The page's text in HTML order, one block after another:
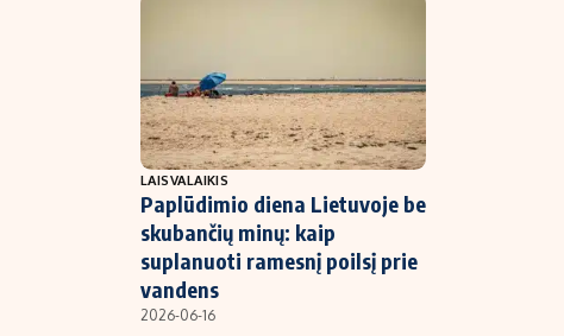
LAISVALAIKIS
Paplūdimio diena Lietuvoje be
skubančių minų: kaip
suplanuoti ramesnį poilsį prie
vandens
2026-06-16